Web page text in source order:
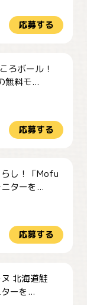
応募する
ろボール！
無料モ...
応募する
し！「Mofu
ターを...
応募する
北海道鮭
ーを...